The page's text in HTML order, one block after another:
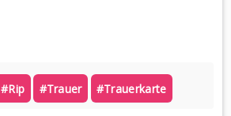
#rip #trauer #trauerkarte